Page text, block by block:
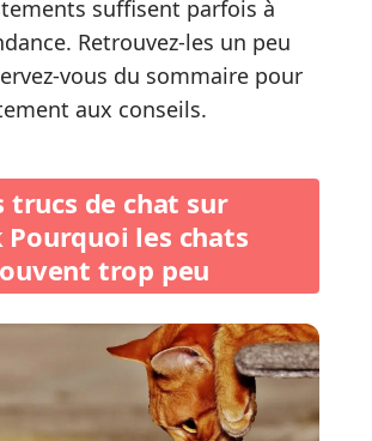
suffisent parfois à
Retrouvez-les un peu
vous du sommaire pour
aux conseils.
trucs de chat sur
Pourquoi les chats
trop peu